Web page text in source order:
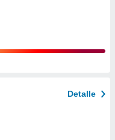
Detalle